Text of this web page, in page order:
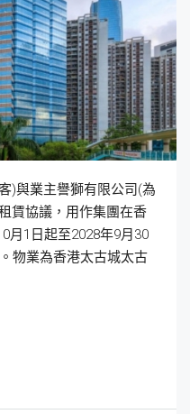
)與業主譽獅有限公司(為
賃協議，用作集團在香
月1日起至2028年9月30
物業為香港太古城太古